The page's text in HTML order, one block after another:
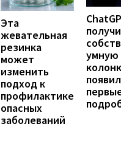
Эта
жевательная
резинка
может
изменить
подход к
профилактике
опасных
заболеваний
умную